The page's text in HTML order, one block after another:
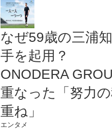
なぜ59歳の三浦
手を起用？
ONODERA
重なった「努力
重ね」
エンタメ